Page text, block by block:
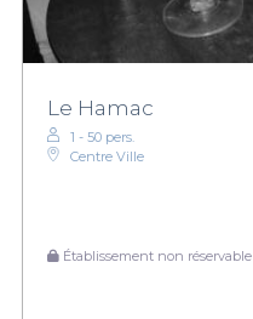
Le Hamac
1 - 50 pers.
Centre Ville
Établissement non réservable